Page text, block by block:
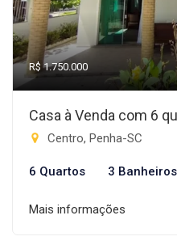
R$ 1.750.000
Casa à Venda com 6
Centro, Penha-SC
6 Quartos 3 Banheiros
Mais informações